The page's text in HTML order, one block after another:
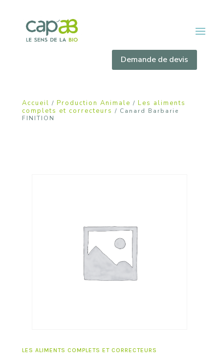
Demande de devis
Accueil / Production Animale / Les aliments
complets et correcteurs / Canard Barbarie
FINITION
LES ALIMENTS COMPLETS ET CORRECTEURS